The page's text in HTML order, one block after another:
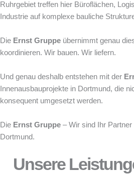
Ruhrgebiet treffen hier Büroflächen,
Industrie auf komplexe bauliche
Die Ernst Gruppe übernimmt genau
koordinieren. Wir bauen. Wir liefern.
Und genau deshalb entstehen mit der
Innenausbauprojekte in Dortmund, die
konsequent umgesetzt werden.
Die Ernst Gruppe – Wir sind Ihr
Dortmund.
Unsere